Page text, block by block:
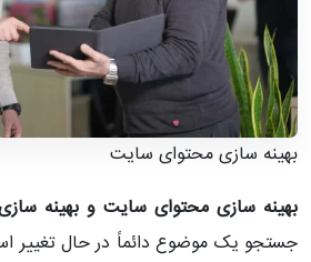
بهینه سازی محتوای سایت
بهینه سازی محتوای سایت و بهینه
جستجو یک موضوع دائماً در حال تغییر